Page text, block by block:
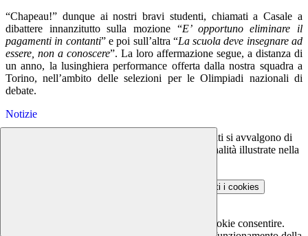
“Chapeau!” dunque ai nostri bravi studenti, chiamati a Casale a
dibattere innanzitutto sulla mozione “E’ opportuno eliminare il
pagamenti in contanti” e poi sull’altra “La scuola deve insegnare ad
essere, non a conoscere”. La loro affermazione segue, a distanza di
un anno, la lusinghiera performance offerta dalla nostra squadra a
Torino, nell’ambito delle selezioni per le Olimpiadi nazionali di
debate.
Notizie
Questo sito o gli strumenti terzi da questo utilizzati si avvalgono di
cookie necessari al funzionamento ed utili alle finalità illustrate nella
Accetta tutti i cookies
In questa schermata è possibile scegliere quali cookie consentire.